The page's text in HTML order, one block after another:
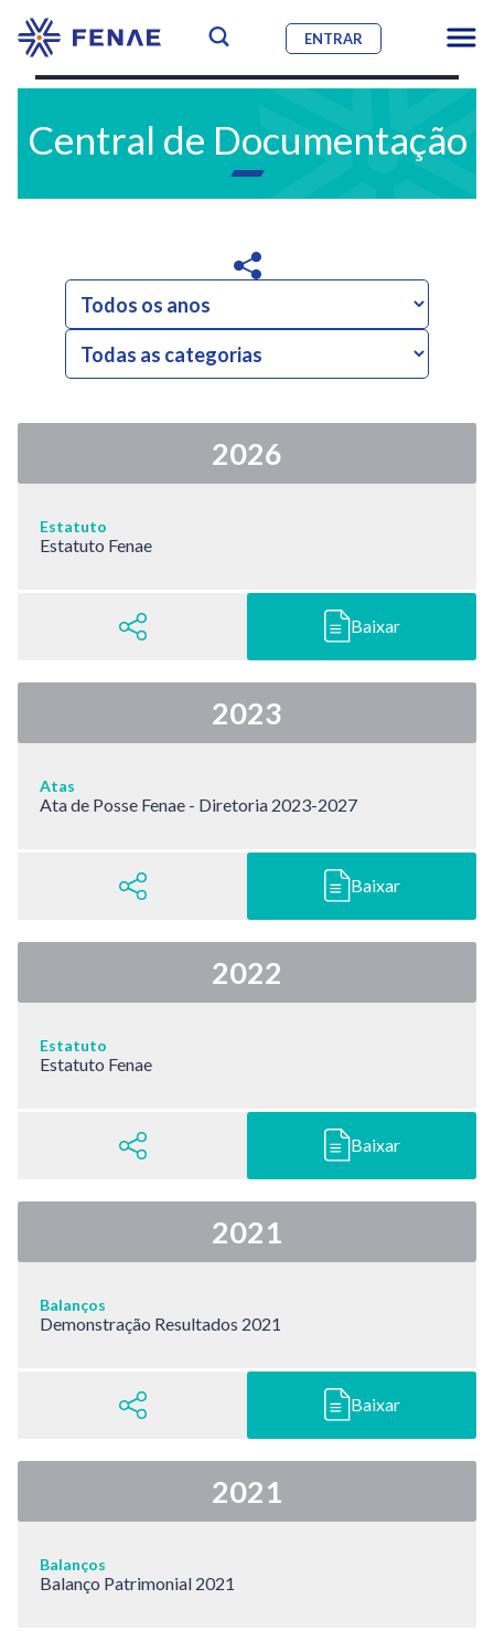
ENTRAR
Central de Documentação
2026
Estatuto
Estatuto Fenae
Baixar
2023
Atas
Ata de Posse Fenae - Diretoria 2023-2027
Baixar
2022
Estatuto
Estatuto Fenae
Baixar
2021
Balanços
Demonstração Resultados 2021
Baixar
2021
Balanços
Balanço Patrimonial 2021